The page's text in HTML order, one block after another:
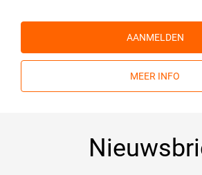
AANMELDEN
MEER INFO